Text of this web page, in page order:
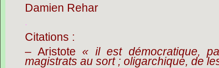
Damien Rehar
.
Citations :
– Aristote « il est démocratique,
magistrats au sort ; oligarchique, de